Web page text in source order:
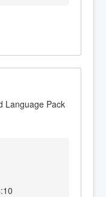
Language Pack